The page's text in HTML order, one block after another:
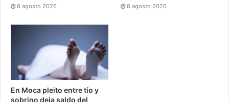
8 agosto 2026 8 agosto 2026
En Moca pleito entre tío y
sobrino deja saldo del